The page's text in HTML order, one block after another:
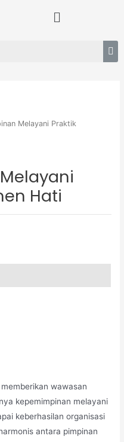
Menu
Melayani Praktik
Hati
wawasan
kepemimpinan melayani
keberhasilan organisasi
antara pimpinan